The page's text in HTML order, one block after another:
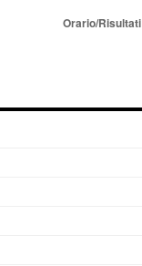
Orario/Risultati